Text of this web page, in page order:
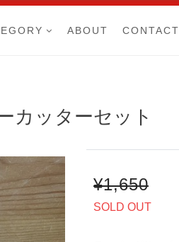
ABOUT CONTACT
カッターセット
¥1,650
SOLD OUT